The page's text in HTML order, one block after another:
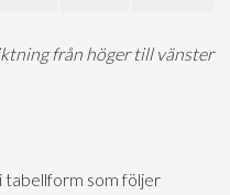
från höger till vänster
tabellform som följer